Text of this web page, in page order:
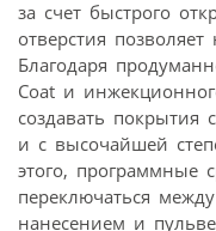
за счет быстрого
отверстия
Благодаря
Coat и
создавать покрытия
и с высочайшей
этого, программные
переключаться
нанесением и